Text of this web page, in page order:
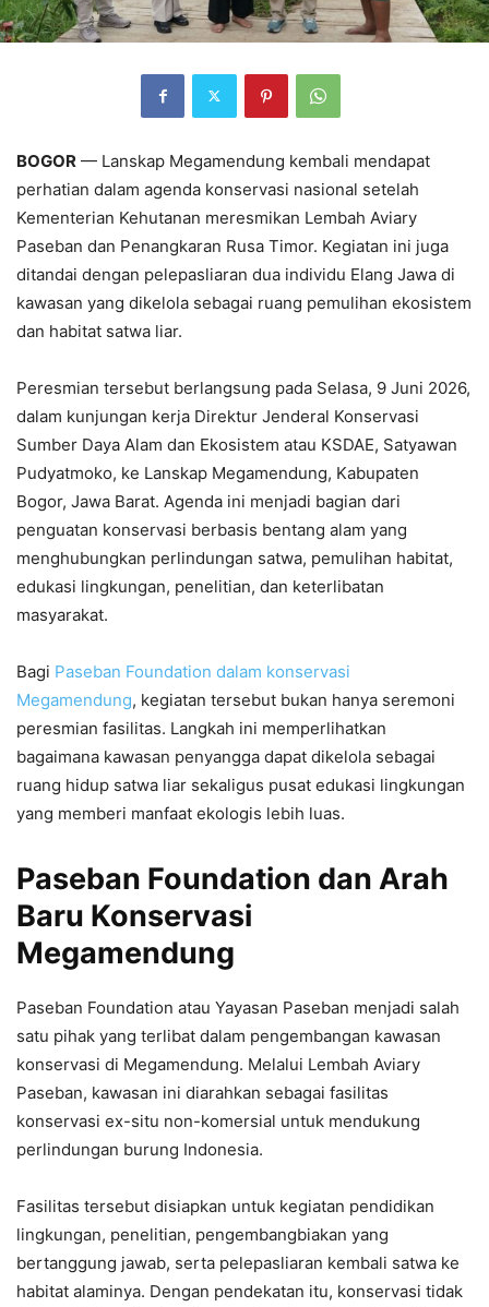
BOGOR — Lanskap Megamendung kembali mendapat
perhatian dalam agenda konservasi nasional setelah
Kementerian Kehutanan meresmikan Lembah Aviary
Paseban dan Penangkaran Rusa Timor. Kegiatan ini juga
ditandai dengan pelepasliaran dua individu Elang Jawa di
kawasan yang dikelola sebagai ruang pemulihan ekosistem
dan habitat satwa liar.
Peresmian tersebut berlangsung pada Selasa, 9 Juni 2026,
dalam kunjungan kerja Direktur Jenderal Konservasi
Sumber Daya Alam dan Ekosistem atau KSDAE, Satyawan
Pudyatmoko, ke Lanskap Megamendung, Kabupaten
Bogor, Jawa Barat. Agenda ini menjadi bagian dari
penguatan konservasi berbasis bentang alam yang
menghubungkan perlindungan satwa, pemulihan habitat,
edukasi lingkungan, penelitian, dan keterlibatan
masyarakat.
Bagi Paseban Foundation dalam konservasi
Megamendung, kegiatan tersebut bukan hanya seremoni
peresmian fasilitas. Langkah ini memperlihatkan
bagaimana kawasan penyangga dapat dikelola sebagai
ruang hidup satwa liar sekaligus pusat edukasi lingkungan
yang memberi manfaat ekologis lebih luas.
Paseban Foundation dan Arah
Baru Konservasi
Megamendung
Paseban Foundation atau Yayasan Paseban menjadi salah
satu pihak yang terlibat dalam pengembangan kawasan
konservasi di Megamendung. Melalui Lembah Aviary
Paseban, kawasan ini diarahkan sebagai fasilitas
konservasi ex-situ non-komersial untuk mendukung
perlindungan burung Indonesia.
Fasilitas tersebut disiapkan untuk kegiatan pendidikan
lingkungan, penelitian, pengembangbiakan yang
bertanggung jawab, serta pelepasliaran kembali satwa ke
habitat alaminya. Dengan pendekatan itu, konservasi tidak